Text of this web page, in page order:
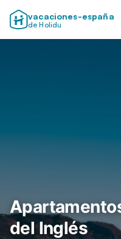
vacaciones-españa
de Holidu
del Inglés